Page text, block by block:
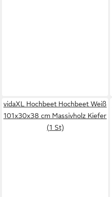
vidaXL Hochbeet Hochbeet Weiß
101x30x38 cm Massivholz Kiefer
(1 St)